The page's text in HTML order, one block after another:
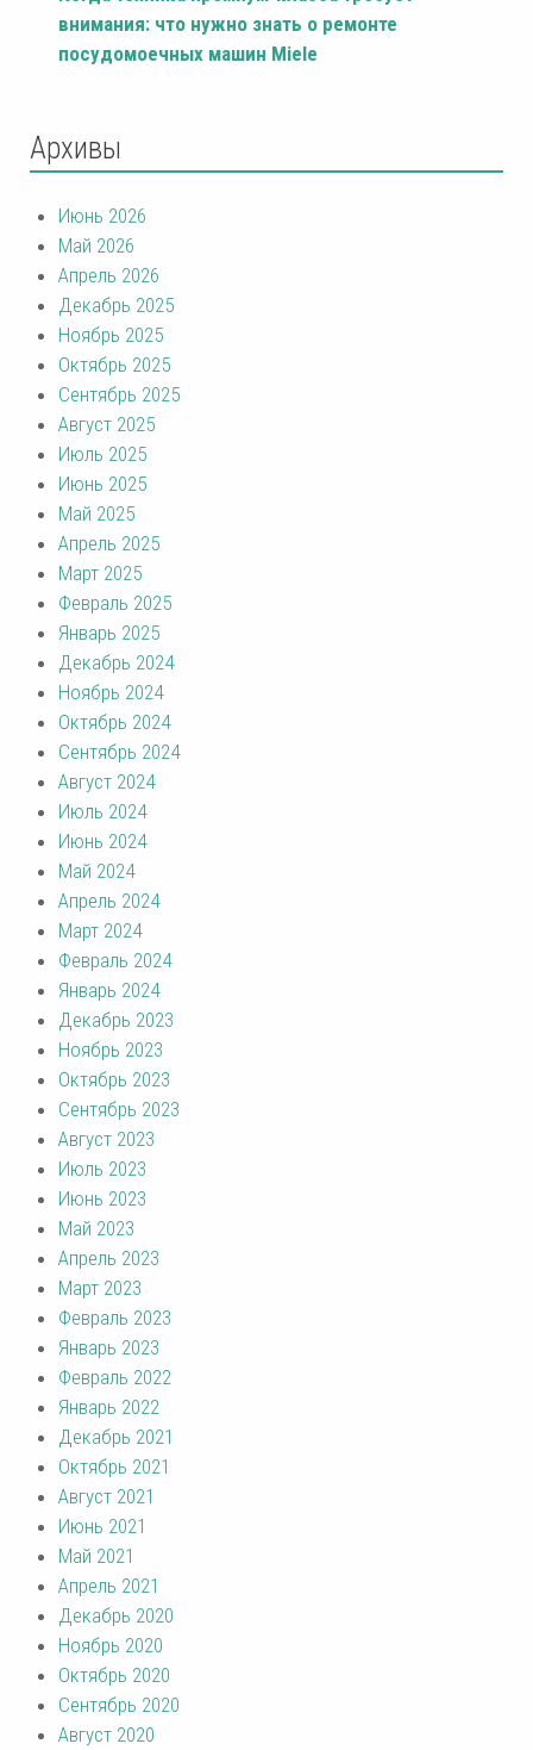
внимания: что нужно знать о ремонте
посудомоечных машин Miele
Архивы
Июнь 2026
Май 2026
Апрель 2026
Декабрь 2025
Ноябрь 2025
Октябрь 2025
Сентябрь 2025
Август 2025
Июль 2025
Июнь 2025
Май 2025
Апрель 2025
Март 2025
Февраль 2025
Январь 2025
Декабрь 2024
Ноябрь 2024
Октябрь 2024
Сентябрь 2024
Август 2024
Июль 2024
Июнь 2024
Май 2024
Апрель 2024
Март 2024
Февраль 2024
Январь 2024
Декабрь 2023
Ноябрь 2023
Октябрь 2023
Сентябрь 2023
Август 2023
Июль 2023
Июнь 2023
Май 2023
Апрель 2023
Март 2023
Февраль 2023
Январь 2023
Февраль 2022
Январь 2022
Декабрь 2021
Октябрь 2021
Август 2021
Июнь 2021
Май 2021
Апрель 2021
Декабрь 2020
Ноябрь 2020
Октябрь 2020
Сентябрь 2020
Август 2020